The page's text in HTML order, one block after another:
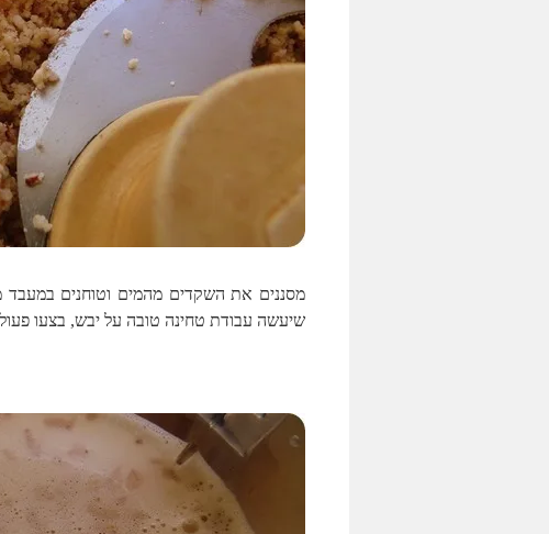
מסננים את השקדים מהמים וטוחנים
שיעשה עבודת טחינה טובה על יבש, בצעו